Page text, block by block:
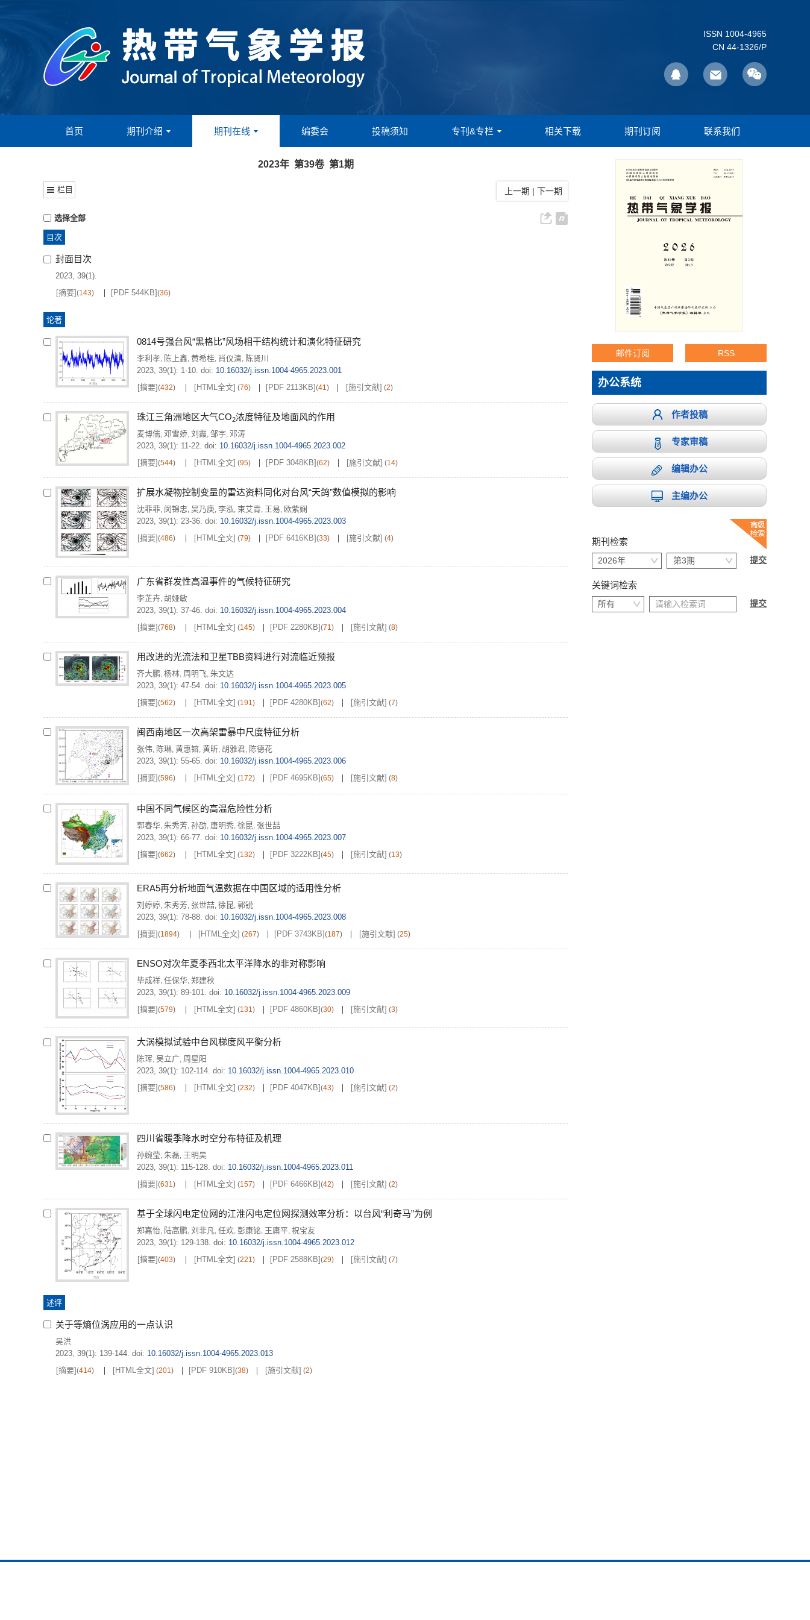
ISSN 1004-4965
CN 44-1326/P
首页 期刊介绍 期刊在线 编委会 投稿须知 专刊&专栏 相关下载 期刊订阅 联系我们
2023年 第39卷 第1期
栏目 上一期 | 下一期
选择全部
目次
封面目次
2023, 39(1).
[摘要](143) [PDF 544KB](36)
论著
0814号强台风“黑格比”风场相干结构统计和演化特征研究
李利孝, 陈上鑫, 黄希桂, 肖仪清, 陈贤川
2023, 39(1): 1-10. doi: 10.16032/j.issn.1004-4965.2023.001
[摘要](432) [HTML全文] (76) [PDF 2113KB](41) [施引文献] (2)
珠江三角洲地区大气CO2浓度特征及地面风的作用
麦博儒, 邓雪娇, 刘霞, 邹宇, 邓涛
2023, 39(1): 11-22. doi: 10.16032/j.issn.1004-4965.2023.002
[摘要](544) [HTML全文] (95) [PDF 3048KB](62) [施引文献] (14)
扩展水凝物控制变量的雷达资料同化对台风“天鸽”数值模拟的影响
沈菲菲, 闵锦忠, 吴乃庚, 李泓, 束艾青, 王易, 欧紫娴
2023, 39(1): 23-36. doi: 10.16032/j.issn.1004-4965.2023.003
[摘要](486) [HTML全文] (79) [PDF 6416KB](33) [施引文献] (4)
广东省群发性高温事件的气候特征研究
李芷卉, 胡娅敏
2023, 39(1): 37-46. doi: 10.16032/j.issn.1004-4965.2023.004
[摘要](768) [HTML全文] (145) [PDF 2280KB](71) [施引文献] (8)
用改进的光流法和卫星TBB资料进行对流临近预报
齐大鹏, 杨林, 周明飞, 朱文达
2023, 39(1): 47-54. doi: 10.16032/j.issn.1004-4965.2023.005
[摘要](562) [HTML全文] (191) [PDF 4280KB](62) [施引文献] (7)
闽西南地区一次高架雷暴中尺度特征分析
张伟, 陈琳, 黄惠镕, 黄昕, 胡雅君, 陈德花
2023, 39(1): 55-65. doi: 10.16032/j.issn.1004-4965.2023.006
[摘要](596) [HTML全文] (172) [PDF 4695KB](65) [施引文献] (8)
中国不同气候区的高温危险性分析
郭春华 朱秀芳 孙劭 唐明秀 徐昆 张世喆
2023, 39(1): 66-77. doi: 10.16032/j.issn.1004-4965.2023.007
[摘要](662) [HTML全文] (132) [PDF 3222KB](45) [施引文献] (13)
ERA5再分析地面气温数据在中国区域的适用性分析
刘婷婷 朱秀芳 张世喆 徐昆 郭锐
2023, 39(1): 78-88. doi: 10.16032/j.issn.1004-4965.2023.008
[摘要](1894) [HTML全文] (267) [PDF 3743KB](187) [施引文献] (25)
ENSO对次年夏季西北太平洋降水的非对称影响
毕成祥 任保华 郑建秋
2023, 39(1): 89-101. doi: 10.16032/j.issn.1004-4965.2023.009
[摘要](579) [HTML全文] (131 ) [PDF 4860KB](30) [施引文献] (3)
大涡模拟试验中台风梯度风平衡分析
陈珲, 吴立广, 周星阳
2023, 39(1): 102-114. doi: 10.16032/j.issn.1004-4965.2023.010
[摘要](586) [HTML全文] (232) [PDF 4047KB](43) [施引文献] (2)
四川省暖季降水时空分布特征及机理
孙婉莹 朱磊 王明昊
2023, 39(1): 115-128. doi: 10.16032/j.issn.1004-4965.2023.011
[摘要](631 ) [HTML全文] (157) [PDF 6466KB](42) [施引文献] (2)
基于全球闪电定位网的江淮闪电定位网探测效率分析：以台风“利奇马”为例
郑嘉怡 陆高鹏 刘非凡 任欢 彭康铭 王庸平 祝宝友
2023, 39(1): 129-138. doi: 10.16032/j.issn.1004-4965.2023.012
[摘要](403) [HTML全文] (221 ) [PDF 2588KB](29) [施引文献] (7)
述评
关于等熵位涡应用的一点认识
吴洪
2023, 39(1): 139-144. doi: 10.16032/j.issn.1004-4965.2023.013
[摘要](414) [HTML全文] (201 ) [PDF 910KB](38) [施引文献] (2)
邮件订阅 RSS
办公系统
作者投稿
专家审稿
编辑办公
主编办公
期刊检索
关键词检索